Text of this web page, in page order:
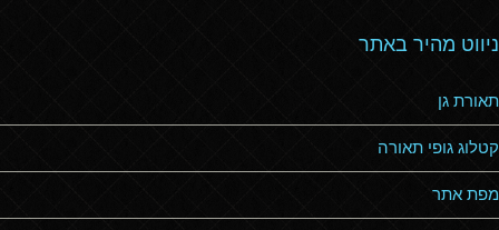
ניווט מהיר באתר
תאורת גן
קטלוג גופי תאורה
מפת אתר